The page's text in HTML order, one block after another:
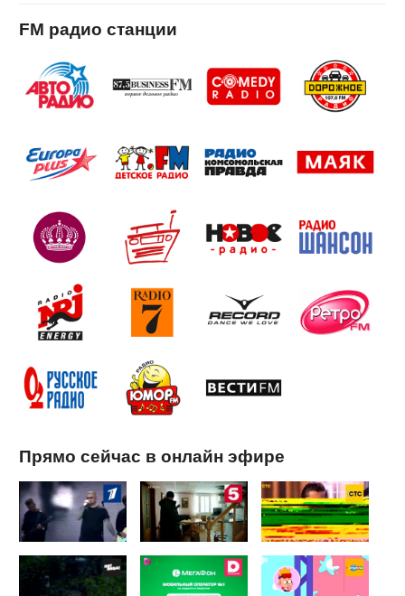
FM радио станции
Прямо сейчас в онлайн эфире